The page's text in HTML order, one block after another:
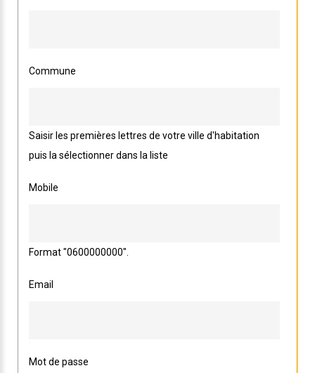
Commune
Saisir les premières lettres de votre ville d'habitation
puis la sélectionner dans la liste
Mobile
Format "0600000000".
Email
Mot de passe